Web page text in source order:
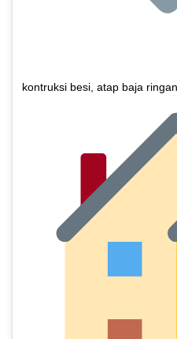
kontruksi besi, atap baja